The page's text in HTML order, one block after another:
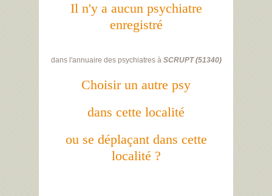
Il n'y a aucun psychiatre
enregistré
dans l'annuaire des psychiatres à SCRUPT(51340)
Choisir un autre psy
dans cette localité
ou se déplaçant dans cette
localité ?